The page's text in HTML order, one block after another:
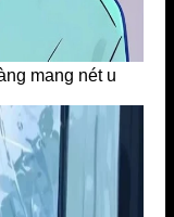
mang nét u